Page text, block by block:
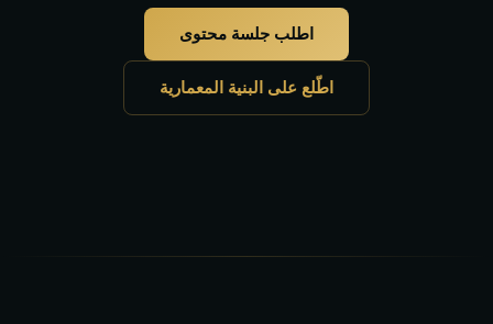
اطلب جلسة محتوى
اطّلع على البنية المعمارية